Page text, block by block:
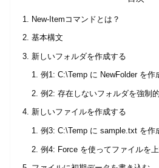
New-Itemコマンドとは？
基本構文
新しいフォルダを作成する
例1: C:\Temp に NewFolder を作
例2: 存在しないフォルダを強制
新しいファイルを作成する
例3: C:\Temp に sample.txt を作
例4: Force を使ってファイルを